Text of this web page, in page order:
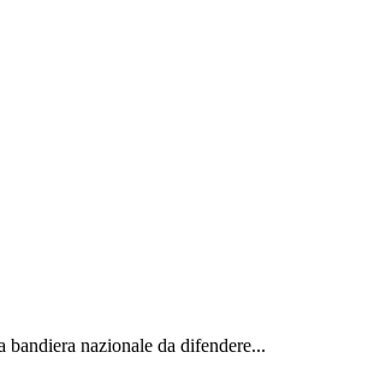
bandiera nazionale da difendere...